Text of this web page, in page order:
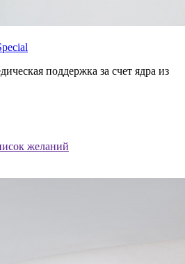
поддержка за счет ядра из
желаний